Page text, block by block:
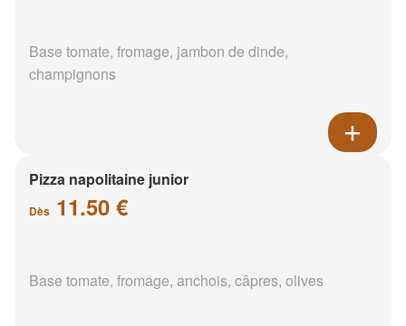
Base tomate, fromage, jambon de dinde,
champignons
Pizza napolitaine junior
Dès 11.50 €
Base tomate, fromage, anchois, câpres, olives